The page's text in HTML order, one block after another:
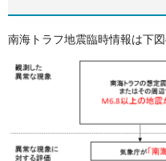
南海トラフ地震臨時情報は下